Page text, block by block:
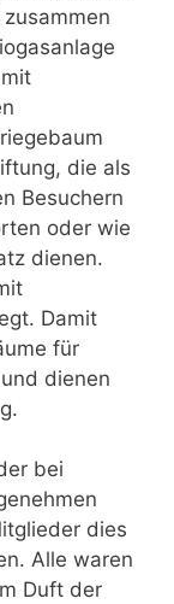
die als
Besuchern
oder wie
dienen.
Damit
für
dienen
bei
dies
Alle waren
Duft der